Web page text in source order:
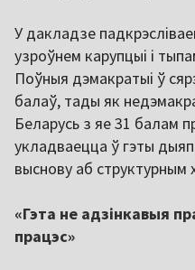
У дакладзе
узроўнем карупцыі і
Поўныя дэмакратыі ў
балаў, тады як
Беларусь з яе 31 балам
укладваецца ў гэты
выснову аб структурным
«Гэта не адзінкавыя
працэс»